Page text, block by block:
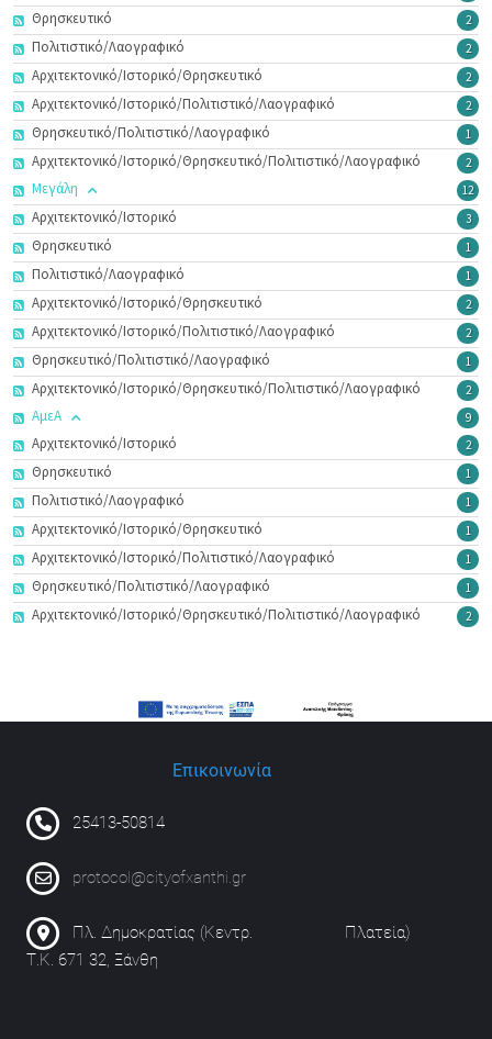
2
Θρησκευτικό
2
Πολιτιστικό/Λαογραφικό
2
Αρχιτεκτονικό/Ιστορικό/Θρησκευτικό
2
Αρχιτεκτονικό/Ιστορικό/Πολιτιστικό/Λαογραφικό
1
Θρησκευτικό/Πολιτιστικό/Λαογραφικό
2
Αρχιτεκτονικό/Ιστορικό/Θρησκευτικό/Πολιτιστικό/Λαογραφικό
12
Μεγάλη
3
Αρχιτεκτονικό/Ιστορικό
1
Θρησκευτικό
1
Πολιτιστικό/Λαογραφικό
2
Αρχιτεκτονικό/Ιστορικό/Θρησκευτικό
2
Αρχιτεκτονικό/Ιστορικό/Πολιτιστικό/Λαογραφικό
1
Θρησκευτικό/Πολιτιστικό/Λαογραφικό
2
Αρχιτεκτονικό/Ιστορικό/Θρησκευτικό/Πολιτιστικό/Λαογραφικό
9
ΑμεΑ
2
Αρχιτεκτονικό/Ιστορικό
1
Θρησκευτικό
1
Πολιτιστικό/Λαογραφικό
1
Αρχιτεκτονικό/Ιστορικό/Θρησκευτικό
1
Αρχιτεκτονικό/Ιστορικό/Πολιτιστικό/Λαογραφικό
1
Θρησκευτικό/Πολιτιστικό/Λαογραφικό
2
Αρχιτεκτονικό/Ιστορικό/Θρησκευτικό/Πολιτιστικό/Λαογραφικό
Επικοινωνία
25413-50814
protocol@cityofxanthi.gr
Πλ. Δημοκρατίας (Κεντρ. Πλατεία)
Τ.Κ. 671 32, Ξάνθη